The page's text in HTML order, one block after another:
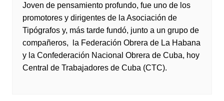
Joven de pensamiento profundo, fue uno de los
promotores y dirigentes de la Asociación de
Tipógrafos y, más tarde fundó, junto a un grupo de
compañeros, la Federación Obrera de La Habana
y la Confederación Nacional Obrera de Cuba, hoy
Central de Trabajadores de Cuba (CTC).